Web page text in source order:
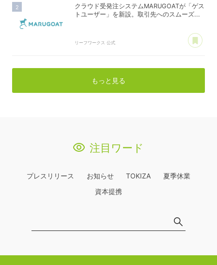
クラウド受発注システムMARUGOATが「ゲス
トユーザー」を新設。取引先へのスムーズ...
リーフワークス 公式
もっと見る
注目ワード
プレスリリース お知らせ TOKIZA
夏季休業
資本提携